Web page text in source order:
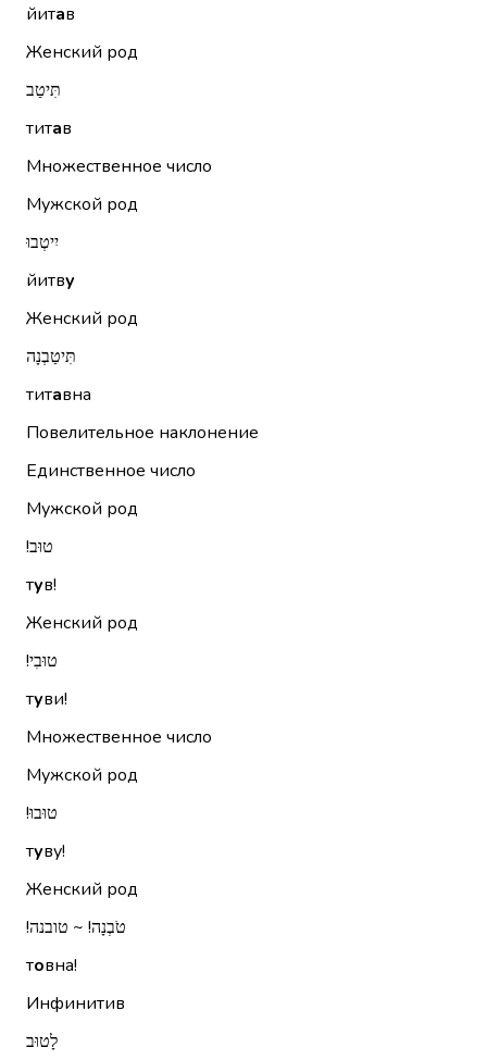
йитав
Женский род
תִּיטַב
титав
Множественное число
Мужской род
יִיטְבוּ
йитву
Женский род
תִּיטַבְנָה
титавна
Повелительное наклонение
Единственное число
Мужской род
טוּב!‏
тув!
Женский род
טוּבִי!‏
туви!
Множественное число
Мужской род
טוּבוּ!‏
туву!
Женский род
טֹבְנָה!‏ ~ טובנה!‏
товна!
Инфинитив
לָטוּב